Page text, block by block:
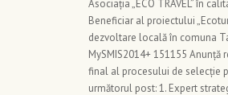
Asociația „ECO TRAVEL” în
Beneficiar al proiectului
dezvoltare locală în comuna
MySMIS2014+ 151155 Anunță
final al procesului de selecție
următorul post: 1. Expert